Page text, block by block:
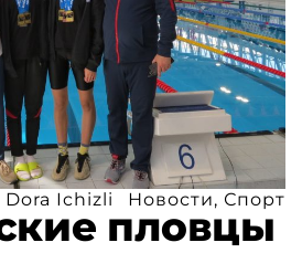
Dora Ichizli Новости, Спорт
пловцы